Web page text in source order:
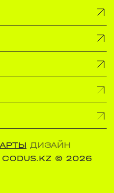
ДИЗАЙН
© 2026